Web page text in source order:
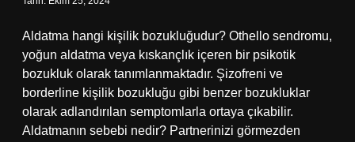
Aldatma hangi kişilik bozukluğudur? Othello sendromu,
yoğun aldatma veya kıskançlık içeren bir psikotik
bozukluk olarak tanımlanmaktadır. Şizofreni ve
borderline kişilik bozukluğu gibi benzer bozukluklar
olarak adlandırılan semptomlarla ortaya çıkabilir.
Aldatmanın sebebi nedir? Partnerinizi görmezden